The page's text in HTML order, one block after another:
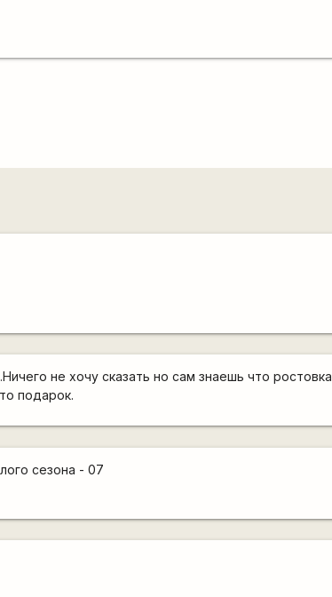
не хочу сказать но сам знаешь что ростовка
подарок.
сезона - 07